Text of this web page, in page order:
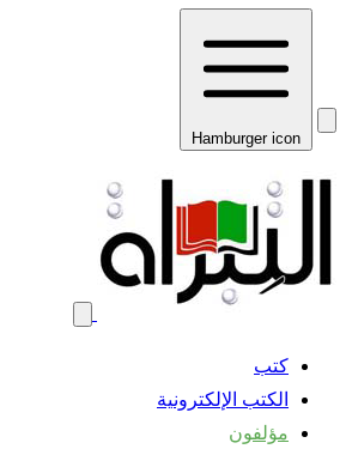
Hamburger icon
كتب
الكتب الإلكترونية
مؤلفون